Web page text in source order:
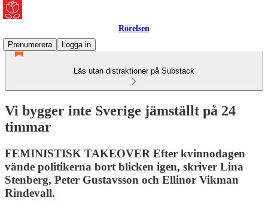
Rörelsen
Prenumerera
Logga in
Läs utan distraktioner på Substack
Vi bygger inte Sverige jämställt på 24
timmar
FEMINISTISK TAKEOVER Efter kvinnodagen
vände politikerna bort blicken igen, skriver Lina
Stenberg, Peter Gustavsson och Ellinor Vikman
Rindevall.